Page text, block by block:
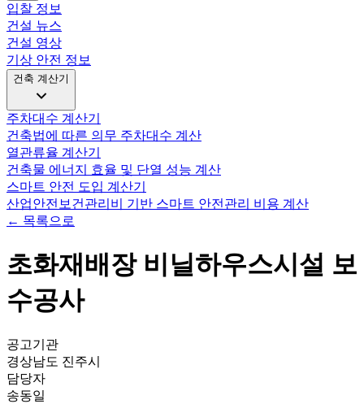
입찰 정보
건설 뉴스
건설 영상
기상 안전 정보
건축 계산기
주차대수 계산기
건축법에 따른 의무 주차대수 계산
열관류율 계산기
건축물 에너지 효율 및 단열 성능 계산
스마트 안전 도입 계산기
산업안전보건관리비 기반 스마트 안전관리 비용 계산
← 목록으로
초화재배장 비닐하우스시설 보
수공사
공고기관
경상남도 진주시
담당자
송동일